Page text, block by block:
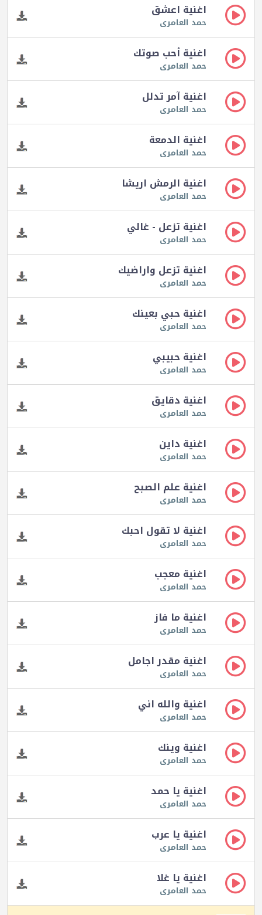
اغنية اعشق
حمد العامرى
اغنية أحب صوتك
حمد العامرى
اغنية آمر تدلل
حمد العامرى
اغنية الدمعة
حمد العامرى
اغنية الرمش اريشا
حمد العامرى
اغنية تزعل - غالي
حمد العامرى
اغنية تزعل واراضيك
حمد العامرى
اغنية حبي بعينك
حمد العامرى
اغنية حبيبي
حمد العامرى
اغنية دقايق
حمد العامرى
اغنية داين
حمد العامرى
اغنية علم الصبح
حمد العامرى
اغنية لا تقول احبك
حمد العامرى
اغنية معجب
حمد العامرى
اغنية ما فاز
حمد العامرى
اغنية مقدر اجامل
حمد العامرى
اغنية والله اني
حمد العامرى
اغنية وينك
حمد العامرى
اغنية يا حمد
حمد العامرى
اغنية يا عرب
حمد العامرى
اغنية يا غلا
حمد العامرى